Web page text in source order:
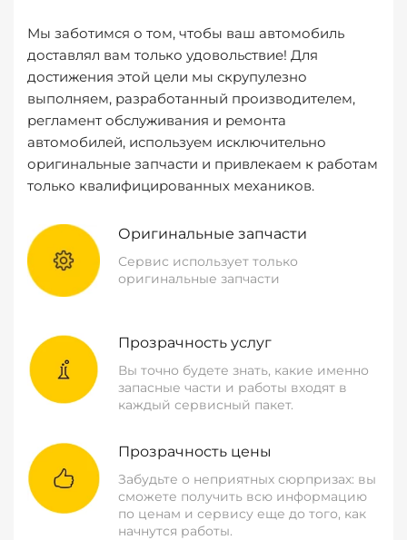
Мы заботимся о том, чтобы ваш автомобиль
доставлял вам только удовольствие! Для
достижения этой цели мы скрупулезно
выполняем, разработанный производителем,
регламент обслуживания и ремонта
автомобилей, используем исключительно
оригинальные запчасти и привлекаем к работам
только квалифицированных механиков.
Оригинальные запчасти
Сервис использует только
оригинальные запчасти
Прозрачность услуг
Вы точно будете знать, какие именно
запасные части и работы входят в
каждый сервисный пакет.
Прозрачность цены
Забудьте о неприятных сюрпризах: вы
сможете получить всю информацию
по ценам и сервису еще до того, как
начнутся работы.